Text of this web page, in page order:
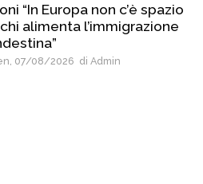
“In Europa non c’è spazio
alimenta l’immigrazione
07/08/2026 di Admin